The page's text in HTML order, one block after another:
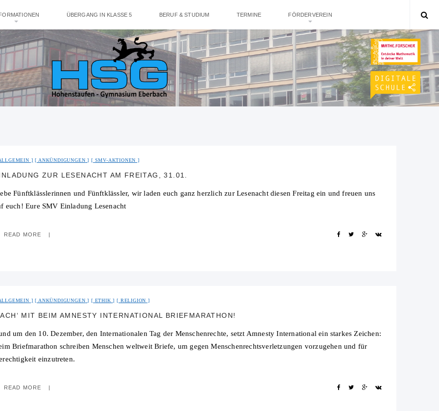
ÜBERGANG IN KLASSE 5 BERUF & STUDIUM TERMINE FÖRDERVEREIN
ANKÜNDIGUNGEN SMV-AKTIONEN
ZUR LESENACHT AM FREITAG, 31.01.
Fünftklässlerinnen und Fünftklässler, wir laden euch ganz herzlich zur Lesenacht diesen Freitag ein und freuen uns
euch! Eure SMV Einladung Lesenacht
READ MORE
ANKÜNDIGUNGEN ETHIK RELIGION
MIT BEIM AMNESTY INTERNATIONAL BRIEFMARATHON!
um den 10. Dezember, den Internationalen Tag der Menschenrechte, setzt Amnesty International ein starkes Zeichen:
Briefmarathon schreiben Menschen weltweit Briefe, um gegen Menschenrechtsverletzungen vorzugehen und für
einzutreten.
READ MORE